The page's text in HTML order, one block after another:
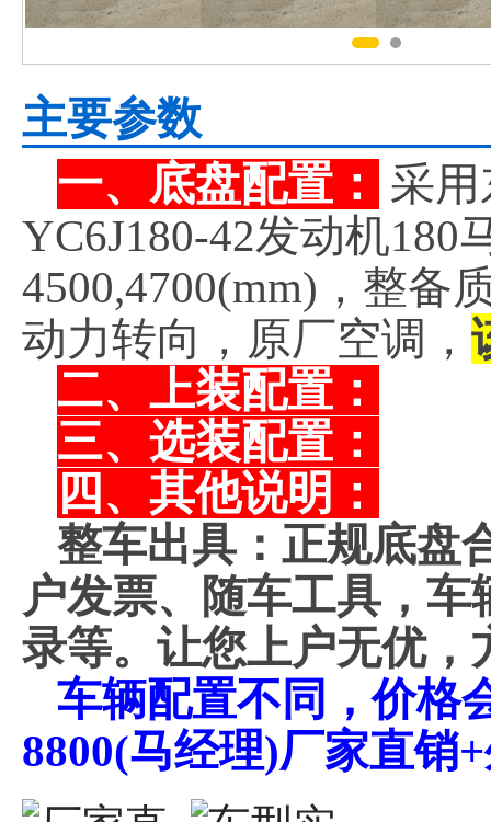
主要参数
一、底盘配置：
采用
YC6J180-42发动机
4500,4700(mm)，整备
动力转向，原厂空调，
二、上装配置：
三、选装配置：
四、其他说明：
整车出具：正规底盘
户发票、随车工具，
录等。让您上户无优，
车辆配置不同，价格
8800(马经理)厂家直销